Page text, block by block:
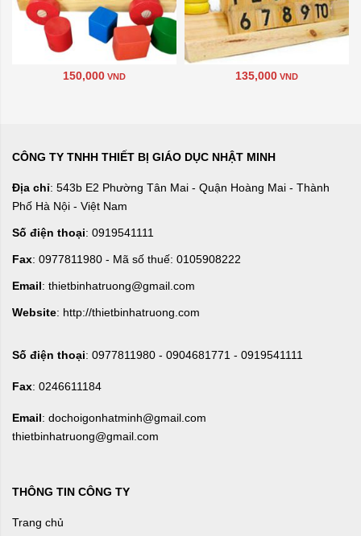
150,000 VND 135,000 VND
CÔNG TY TNHH THIẾT BỊ GIÁO DỤC NHẬT MINH
Địa chỉ: 543b E2 Phường Tân Mai - Quận Hoàng Mai - Thành
Phố Hà Nội - Việt Nam
Số điện thoại: 0919541111
Fax: 0977811980 - Mã số thuế: 0105908222
Email: thietbinhatruong@gmail.com
Website: http://thietbinhatruong.com
Số điện thoại: 0977811980 - 0904681771 - 0919541111
Fax: 0246611184
Email: dochoigonhatminh@gmail.com
thietbinhatruong@gmail.com
THÔNG TIN CÔNG TY
Trang chủ